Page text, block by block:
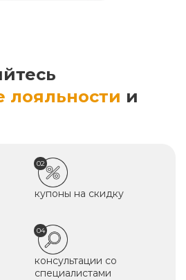
лояльности и
02
купоны на скидку
04
консультации со
специалистами